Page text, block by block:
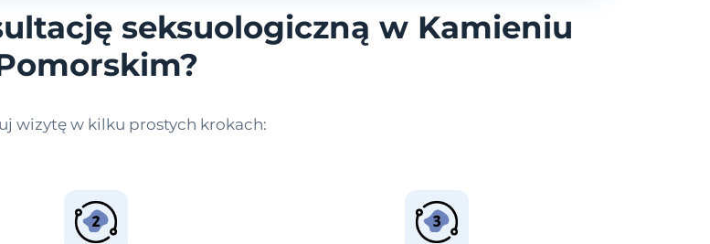
obiecać, że będę po Twojej stronie.
seksuologiczną w Kamieniu
wizytę w kilku prostych krokach: